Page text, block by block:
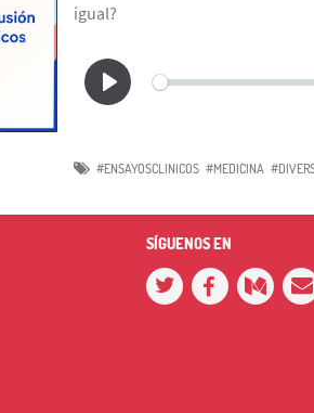
igual?
#ENSAYOSCLINICOS #MEDICINA
SÍGUENOS EN